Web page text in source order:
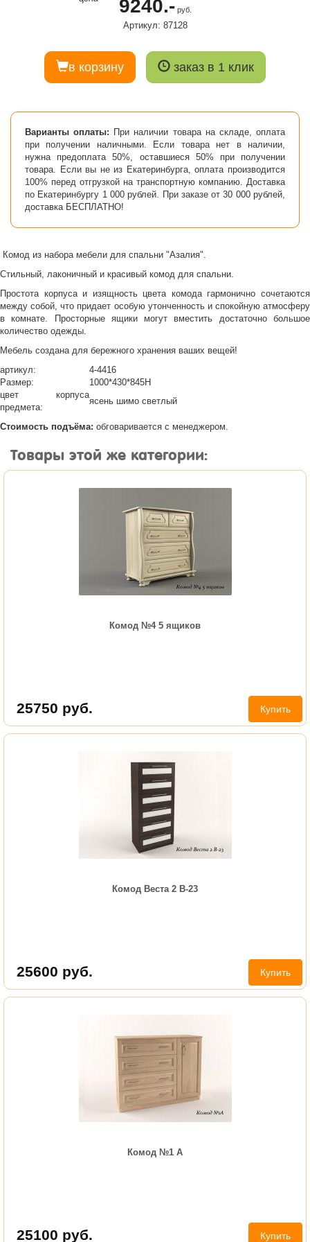
9240.-руб.
Артикул: 87128
в корзину заказ в 1 клик
Варианты оплаты: При наличии товара на складе, оплата
при получении наличными. Если товара нет в наличии,
нужна предоплата 50%, оставшиеся 50% при получении
товара. Если вы не из Екатеринбурга, оплата производится
100% перед отгрузкой на транспортную компанию. Доставка
по Екатеринбургу 1 000 рублей. При заказе от 30 000 рублей,
доставка БЕСПЛАТНО!
Комод из набора мебели для спальни "Азалия".
Стильный, лаконичный и красивый комод для спальни.
Простота корпуса и изящность цвета комода гармонично сочетаются
между собой, что придает особую утонченность и спокойную атмосферу
в комнате. Просторные ящики могут вместить достаточно большое
количество одежды.
Мебель создана для бережного хранения ваших вещей!
артикул:
4-4416
Размер:
1000*430*845H
цвет корпуса
предмета:
ясень шимо светлый
Стоимость подъёма: обговаривается с менеджером.
Товары этой же категории:
Комод №4 5 ящиков
25750 руб. Купить
Комод Веста 2 В-23
25600 руб. Купить
Комод №1 А
25100 руб. Купить